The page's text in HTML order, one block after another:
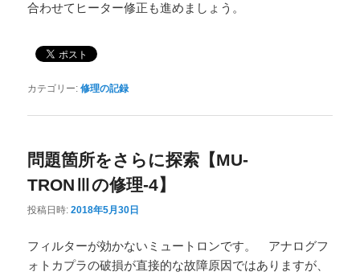
合わせてヒーター修正も進めましょう。
カテゴリー: 修理の記録
問題箇所をさらに探索【MU-
TRONⅢの修理-4】
投稿日時:2018年5月30日
フィルターが効かないミュートロンです。 アナログフ
ォトカプラの破損が直接的な故障原因ではありますが、